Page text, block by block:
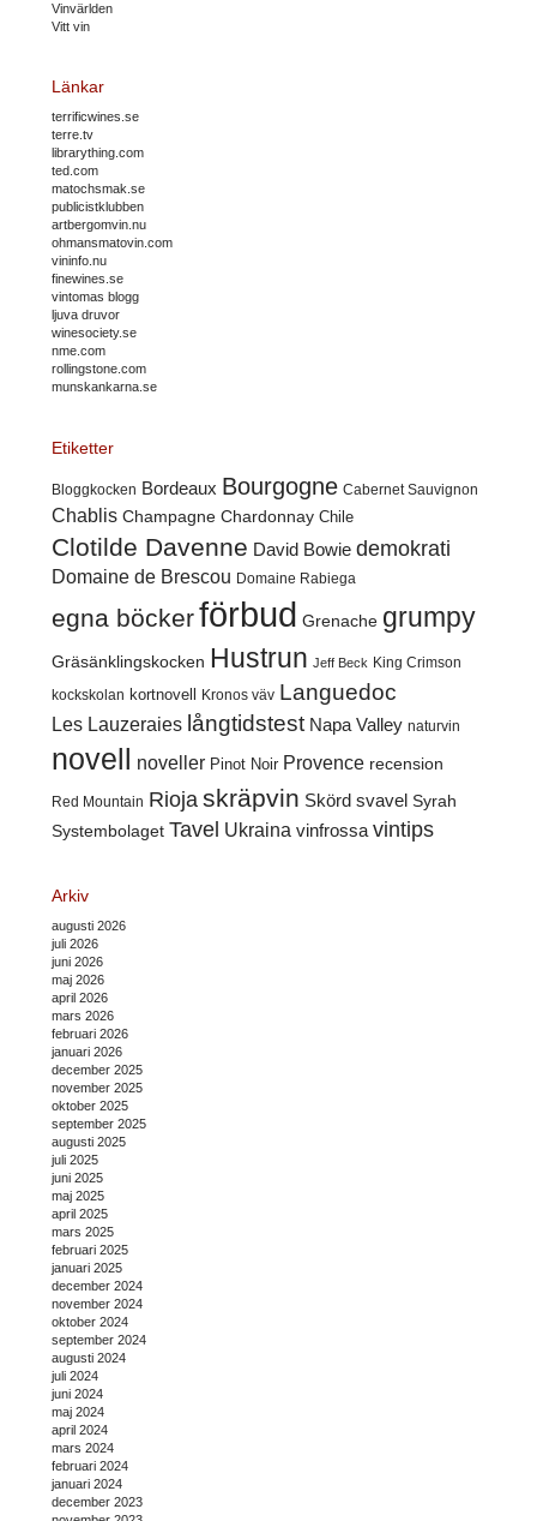
Vinvärlden
Vitt vin
Länkar
terrificwines.se
terre.tv
librarything.com
ted.com
matochsmak.se
publicistklubben
artbergomvin.nu
ohmansmatovin.com
vininfo.nu
finewines.se
vintomas blogg
ljuva druvor
winesociety.se
nme.com
rollingstone.com
munskankarna.se
Etiketter
Bloggkocken Bordeaux Bourgogne Cabernet Sauvignon
Chablis Champagne Chardonnay Chile
Clotilde Davenne David Bowie demokrati
Domaine de Brescou Domaine Rabiega
egna böckerförbud Grenache grumpy
Gräsänklingskocken Hustrun Jeff Beck King Crimson
kockskolan kortnovell Kronos väv Languedoc
Les Lauzeraies långtidstest Napa Valley naturvin
novell noveller Pinot Noir Provence recension
Red Mountain Rioja skräpvin Skörd svavel Syrah
Systembolaget Tavel Ukraina vinfrossa vintips
Arkiv
augusti 2026
juli 2026
juni 2026
maj 2026
april 2026
mars 2026
februari 2026
januari 2026
december 2025
november 2025
oktober 2025
september 2025
augusti 2025
juli 2025
juni 2025
maj 2025
april 2025
mars 2025
februari 2025
januari 2025
december 2024
november 2024
oktober 2024
september 2024
augusti 2024
juli 2024
juni 2024
maj 2024
april 2024
mars 2024
februari 2024
januari 2024
december 2023